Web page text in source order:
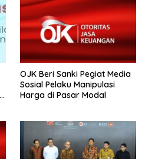
OJK Beri Sanki Pegiat Media
Sosial Pelaku Manipulasi
Harga di Pasar Modal